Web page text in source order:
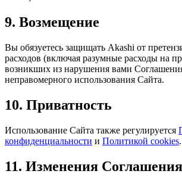
9. Возмещение
Вы обязуетесь защищать Akashi от
расходов (включая разумные расходы на
возникших из нарушения вами
неправомерного использования Сайта.
10. Приватность
Использование Сайта также регулируется
конфиденциальности и Политикой cookies.
11. Изменения Соглашения